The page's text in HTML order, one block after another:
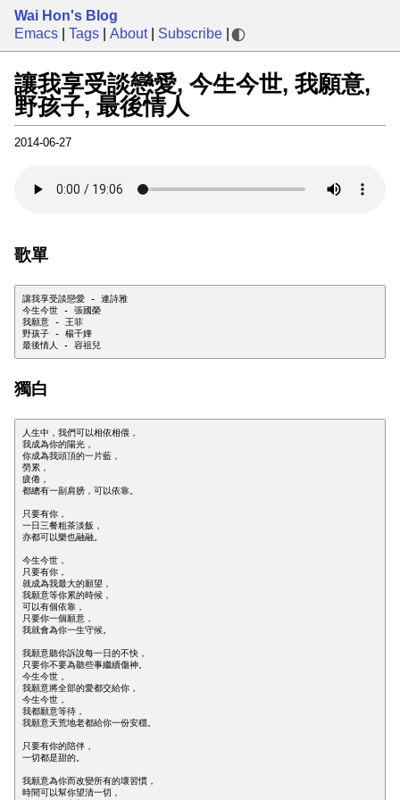
Wai Hon's Blog
Emacs
Tags About| Subscribe
讓我享受談戀愛, 今生今世, 我願意,
野孩子, 最後情人
2014-06-27
歌單
讓我享受談戀愛 - 連詩雅
今生今世 - 張國榮
我願意 - 王菲
野孩子 - 楊千嬅
獨白
人生中，我們可以相依相偎，
我成為你的陽光，
你成為我頭頂的一片藍，
勞累，
疲倦，
都總有一副肩膀，可以依靠。
只要有你，
一日三餐粗茶淡飯，
亦都可以樂也融融。
今生今世，
只要有你，
就成為我最大的願望，
我願意等你累的時候，
可以有個依靠，
只要你一個願意，
我就會為你一生守候。
我願意聽你訴說每一日的不快，
只要你不要為聽些事繼續傷神。
今生今世，
我願意將全部的愛都交給你，
今生今世，
我都願意等待，
我願意天荒地老都給你一份安穩。
只要有你的陪伴，
一切都是甜的。
我願意為你而改變所有的壞習慣，
時間可以幫你望清一切，